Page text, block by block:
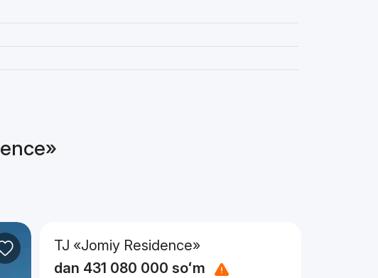
TJ «Jomiy Residence»
dan 431 080 000 soʻm